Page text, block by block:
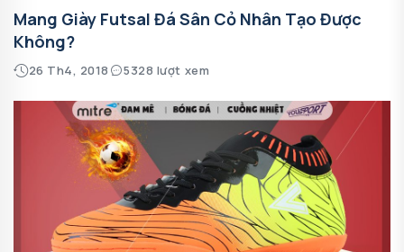
Mang Giày Futsal Đá Sân Cỏ Nhân Tạo Được
Không?
26 Th4, 2018 5328 lượt xem